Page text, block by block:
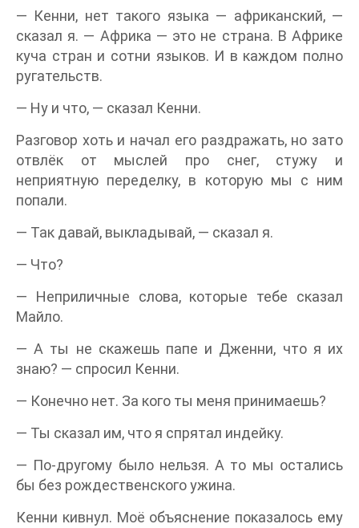
— Кенни, нет такого языка — африканский, —
сказал я. — Африка — это не страна. В Африке
куча стран и сотни языков. И в каждом полно
ругательств.
— Ну и что, — сказал Кенни.
Разговор хоть и начал его раздражать, но зато
отвлёк от мыслей про снег, стужу и
неприятную переделку, в которую мы с ним
попали.
— Так давай, выкладывай, — сказал я.
— Что?
— Неприличные слова, которые тебе сказал
Майло.
— А ты не скажешь папе и Дженни, что я их
знаю? — спросил Кенни.
— Конечно нет. За кого ты меня принимаешь?
— Ты сказал им, что я спрятал индейку.
— По-другому было нельзя. А то мы остались
бы без рождественского ужина.
Кенни кивнул. Моё объяснение показалось ему